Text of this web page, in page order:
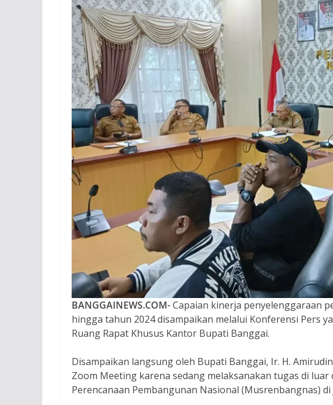
BANGGAINEWS.COM-Capaian kinerja penyelenggaraan
hingga tahun 2024 disampaikan melalui Konferensi Pers
Ruang Rapat Khusus Kantor Bupati Banggai.
Disampaikan langsung oleh Bupati Banggai, Ir. H.
Zoom Meeting karena sedang melaksanakan tugas di
Perencanaan Pembangunan Nasional (Musrenbangnas) di